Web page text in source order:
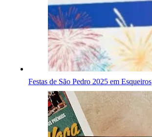
Festas de São Pedro 2025 em Esqueiros